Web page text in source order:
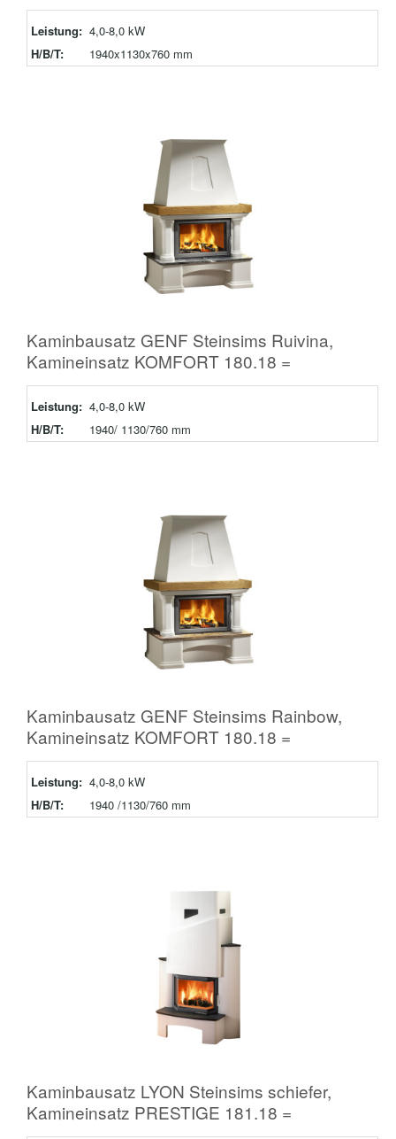
Leistung: 4,0-8,0 kW
H/B/T:
1940x1130x760 mm
Kaminbausatz GENF Steinsims Ruivina,
Kamineinsatz KOMFORT 180.18 =
Leistung: 4,0-8,0 kW
H/B/T:
1940/ 1130/760 mm
Kaminbausatz GENF Steinsims Rainbow,
Kamineinsatz KOMFORT 180.18 =
Leistung: 4,0-8,0 kW
H/B/T:
1940 /1130/760 mm
Kaminbausatz LYON Steinsims schiefer,
Kamineinsatz PRESTIGE 181.18 =